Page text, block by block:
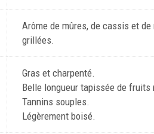
Arôme de mûres, de cassis et
grillées.
Gras et charpenté.
Belle longueur tapissée de fruits
Tannins souples.
Légèrement boisé.